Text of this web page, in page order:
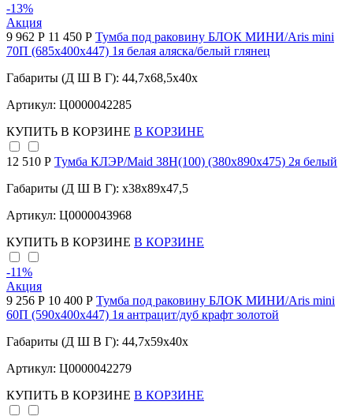
-13%
Акция
9 962 Р 11 450 Р Тумба под раковину БЛОК МИНИ/Aris mini
70П (685х400х447) 1я белая аляска/белый глянец
Габариты (Д Ш В Г): 44,7x68,5x40x
Артикул: Ц0000042285
КУПИТЬ В КОРЗИНЕ В КОРЗИНЕ
12 510 Р Тумба КЛЭР/Maid 38Н(100) (380х890х475) 2я белый
Габариты (Д Ш В Г): x38x89x47,5
Артикул: Ц0000043968
КУПИТЬ В КОРЗИНЕ В КОРЗИНЕ
-11%
Акция
9 256 Р 10 400 Р Тумба под раковину БЛОК МИНИ/Aris mini
60П (590х400х447) 1я антрацит/дуб крафт золотой
Габариты (Д Ш В Г): 44,7x59x40x
Артикул: Ц0000042279
КУПИТЬ В КОРЗИНЕ В КОРЗИНЕ